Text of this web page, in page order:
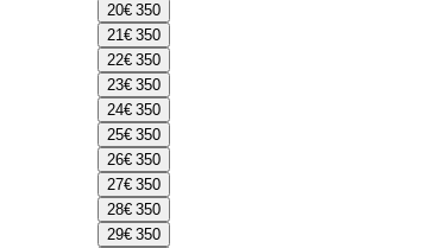
20€ 350
21€ 350
22€ 350
23€ 350
24€ 350
25€ 350
26€ 350
27€ 350
28€ 350
29€ 350